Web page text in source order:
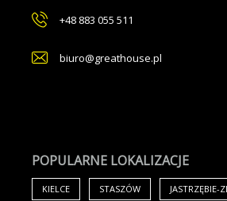
+48 883 055 511
biuro@greathouse.pl
POPULARNE LOKALIZACJE
KIELCE STASZÓW JASTRZĘBIE-